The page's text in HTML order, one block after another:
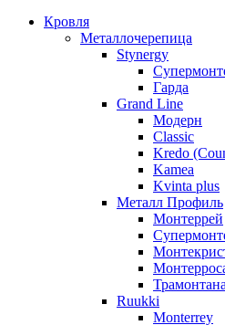
Кровля
Металлочерепица
Stynergy
Гарда
Grand Line
Модерн
Classic
Kredo
Kamea
Kvinta plus
Металл Профиль
Монтеррей
Трамонтана
Ruukki
Monterrey